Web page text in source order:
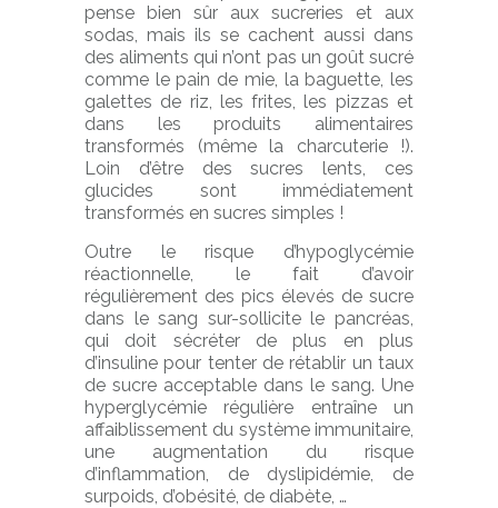
pense bien sûr aux sucreries et aux
sodas, mais ils se cachent aussi dans
des aliments qui n’ont pas un goût sucré
comme le pain de mie, la baguette, les
galettes de riz, les frites, les pizzas et
dans les produits alimentaires
transformés (même la charcuterie !).
Loin d’être des sucres lents, ces
glucides sont immédiatement
transformés en sucres simples !
Outre le risque d’hypoglycémie
réactionnelle, le fait d’avoir
régulièrement des pics élevés de sucre
dans le sang sur-sollicite le pancréas,
qui doit sécréter de plus en plus
d’insuline pour tenter de rétablir un taux
de sucre acceptable dans le sang. Une
hyperglycémie régulière entraîne un
affaiblissement du système immunitaire,
une augmentation du risque
d’inflammation, de dyslipidémie, de
surpoids, d’obésité, de diabète, …